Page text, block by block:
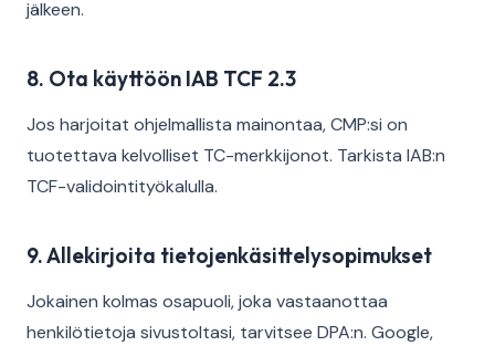
jälkeen.
8. Ota käyttöön IAB TCF 2.3
Jos harjoitat ohjelmallista mainontaa, CMP:si on
tuotettava kelvolliset TC-merkkijonot. Tarkista IAB:n
TCF-validointityökalulla.
9. Allekirjoita tietojenkäsittelysopimukset
Jokainen kolmas osapuoli, joka vastaanottaa
henkilötietoja sivustoltasi, tarvitsee DPA:n. Google,